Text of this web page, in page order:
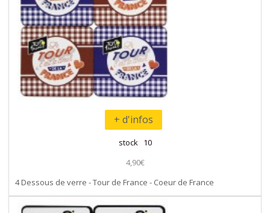
+ d'infos
stock 10
4,90€
4 Dessous de verre - Tour de France - Coeur de France